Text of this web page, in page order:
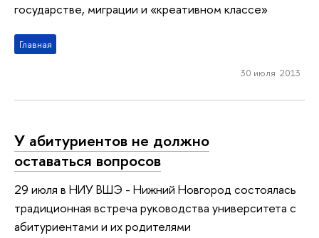
государстве, миграции и «креативном классе»
Главная
30 июля 2013
У абитуриентов не должно
оставаться вопросов
29 июля в НИУ ВШЭ - Нижний Новгород состоялась
традиционная встреча руководства университета с
абитуриентами и их родителями